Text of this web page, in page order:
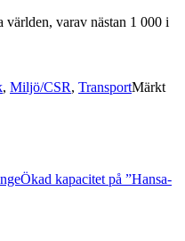
varav nästan 1 000 i
, Miljö/CSR, TransportMärkt
Ökad kapacitet på ”Hansa-